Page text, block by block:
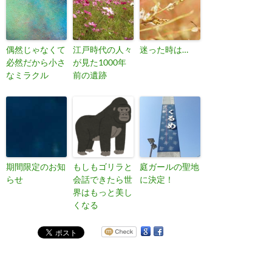
偶然じゃなくて
必然だから小さ
なミラクル
江戸時代の人々
が見た1000年
前の遺跡
迷った時は…
期間限定のお知
らせ
もしもゴリラと
会話できたら世
界はもっと美し
くなる
庭ガールの聖地
に決定！